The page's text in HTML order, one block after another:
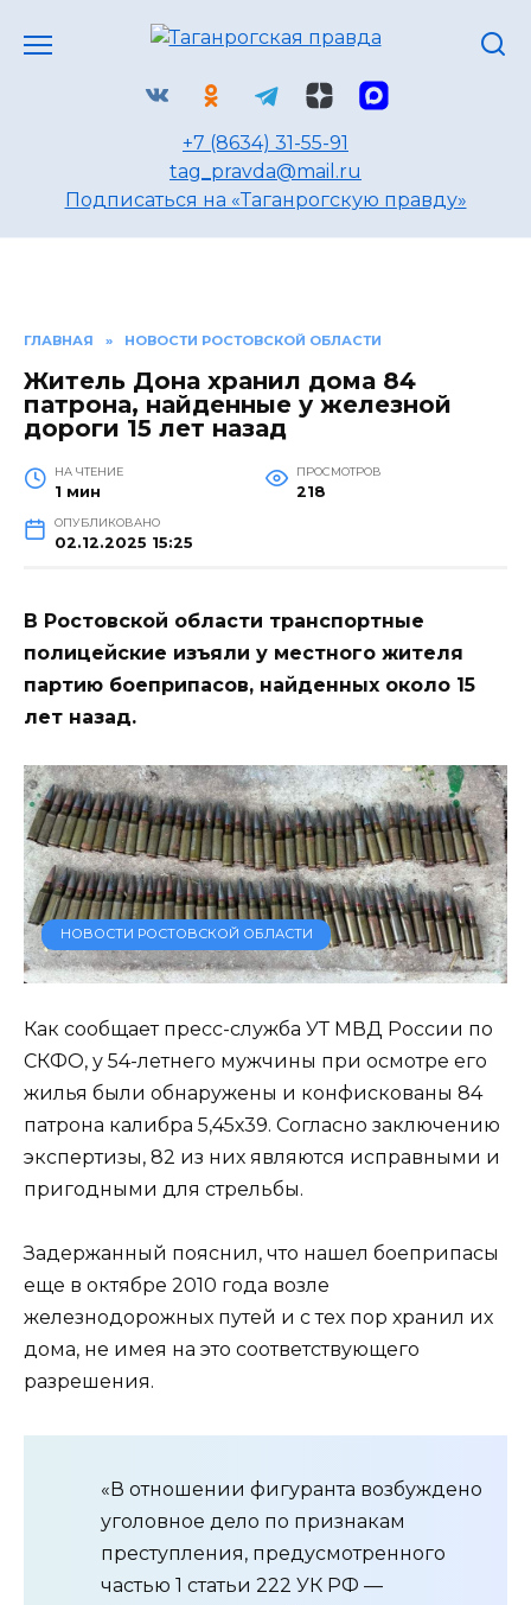
+7 (8634) 31-55-91
tag_pravda@mail.ru
Подписаться на «Таганрогскую правду»
ГЛАВНАЯ » НОВОСТИ РОСТОВСКОЙ ОБЛАСТИ
Житель Дона хранил дома 84
патрона, найденные у железной
дороги 15 лет назад
НА ЧТЕНИЕ
1 мин
ПРОСМОТРОВ
218
ОПУБЛИКОВАНО
02.12.2025 15:25
В Ростовской области транспортные
полицейские изъяли у местного жителя
партию боеприпасов, найденных около 15
лет назад.
НОВОСТИ РОСТОВСКОЙ ОБЛАСТИ
Как сообщает пресс-служба УТ МВД России по
СКФО, у 54-летнего мужчины при осмотре его
жилья были обнаружены и конфискованы 84
патрона калибра 5,45х39. Согласно заключению
экспертизы, 82 из них являются исправными и
пригодными для стрельбы.
Задержанный пояснил, что нашел боеприпасы
еще в октябре 2010 года возле
железнодорожных путей и с тех пор хранил их
дома, не имея на это соответствующего
разрешения.
«В отношении фигуранта возбуждено
уголовное дело по признакам
преступления, предусмотренного
частью 1 статьи 222 УК РФ —